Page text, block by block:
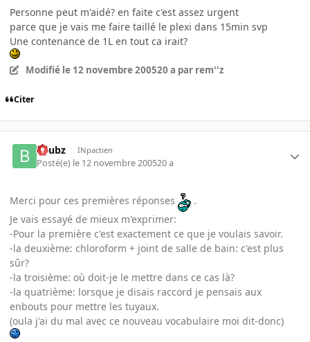
Personne peut m'aidé? en faite c'est assez urgent
parce que je vais me faire taillé le plexi dans 15min svp
Une contenance de 1L en tout ca irait?
Modifié le 12 novembre 200520 a par rem''z
Citer
beubz INpactien
Posté(e) le 12 novembre 200520 a
Merci pour ces premières réponses
.
Je vais essayé de mieux m'exprimer:
-Pour la première c'est exactement ce que je voulais savoir.
-la deuxième: chloroform + joint de salle de bain: c'est plus
sûr?
-la troisième: où doit-je le mettre dans ce cas là?
-la quatrième: lorsque je disais raccord je pensais aux
enbouts pour mettre les tuyaux.
(oula j'ai du mal avec ce nouveau vocabulaire moi dit-donc)